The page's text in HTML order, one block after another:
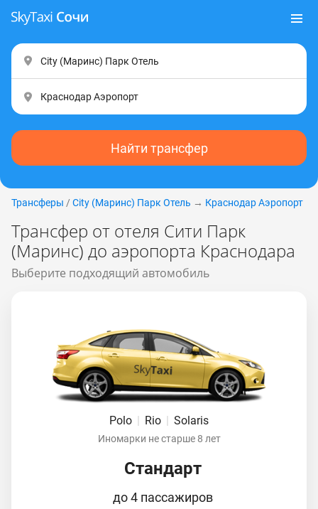
Найти трансфер
Трансферы / City (Маринс) Парк Отель → Краснодар Аэропорт
Трансфер от отеля Сити Парк
(Маринс) до аэропорта Краснодара
Выберите подходящий автомобиль
Polo | Rio | Solaris
Иномарки не старше 8 лет
Стандарт
до 4 пассажиров